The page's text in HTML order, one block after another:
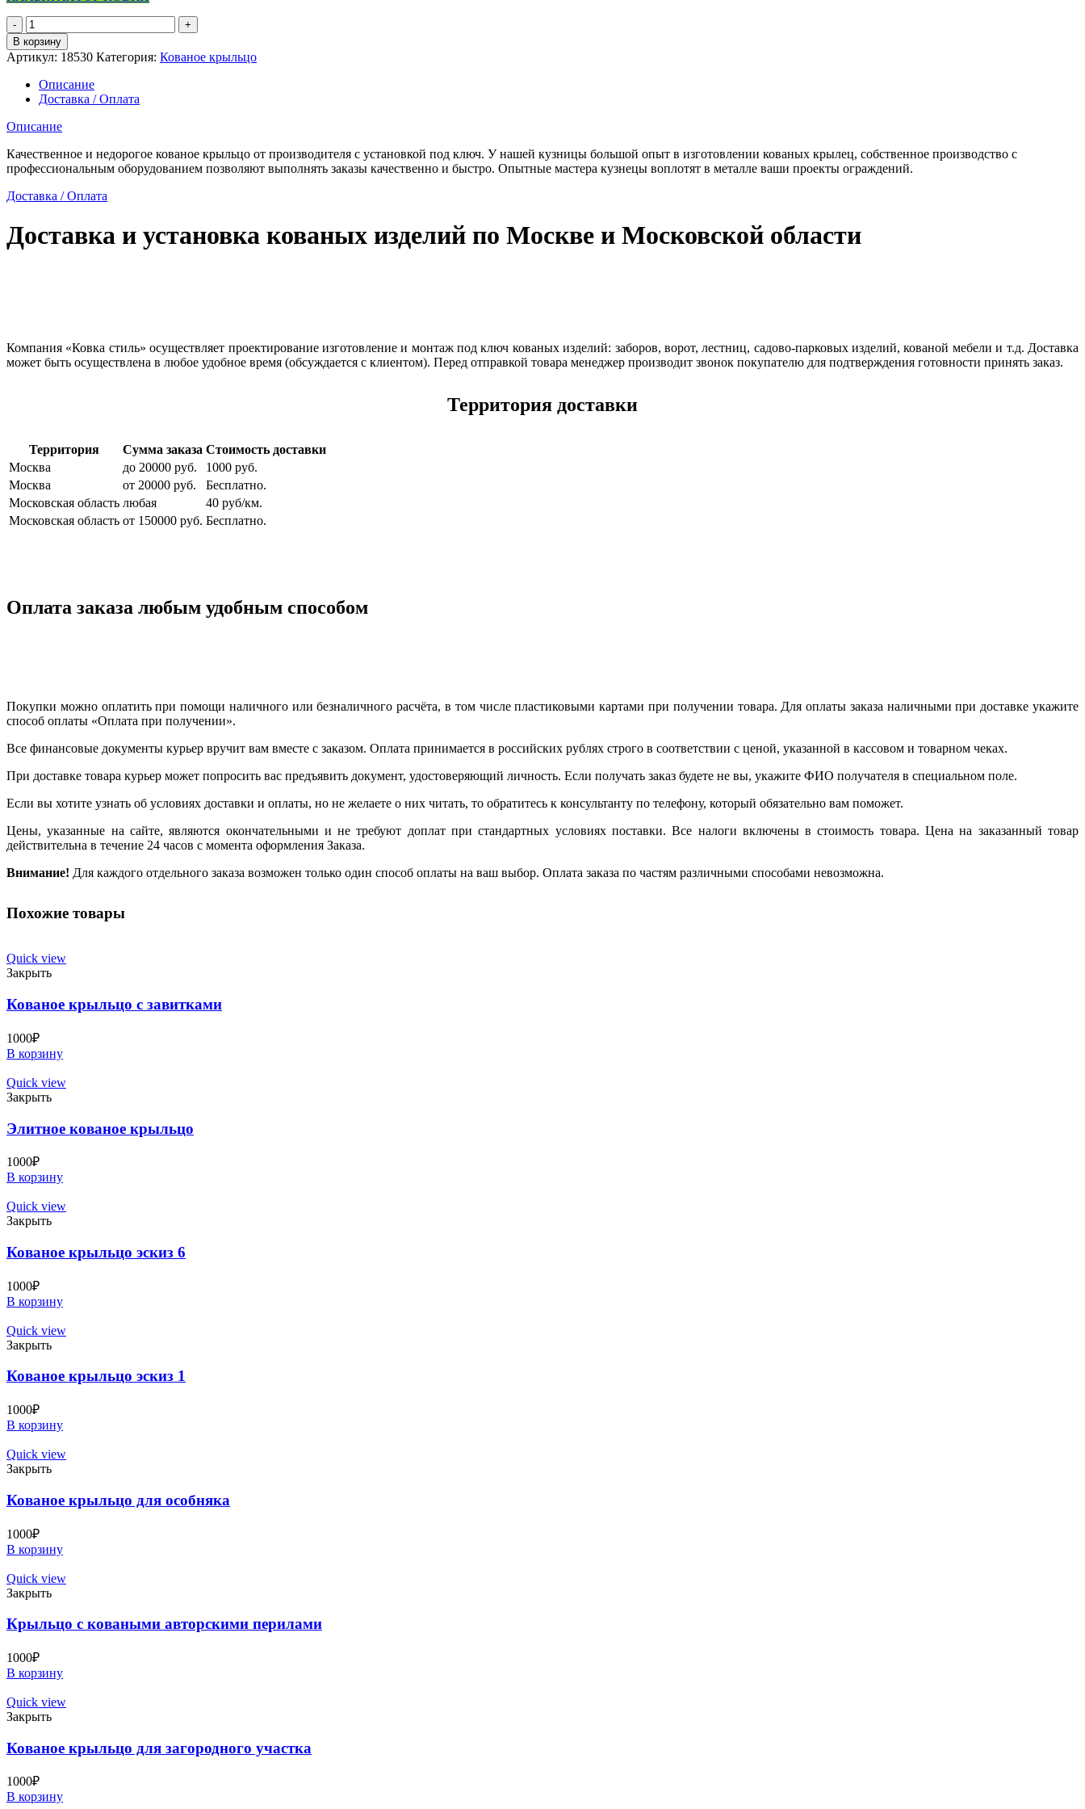
Количество
товара
Кованое
крыльцо
эскиз
3
В корзину
Артикул: 18530 Категория: Кованое крыльцо
Описание
Доставка / Оплата
Описание
Качественное и недорогое кованое крыльцо от производителя с установкой под ключ. У нашей кузницы большой опыт в изготовлении кованых крылец, собственное производство с
профессиональным оборудованием позволяют выполнять заказы качественно и быстро. Опытные мастера кузнецы воплотят в металле ваши проекты ограждений.
Доставка / Оплата
Доставка и установка кованых изделий по Москве и Московской области
Компания «Ковка стиль» осуществляет проектирование изготовление и монтаж под ключ кованых изделий: заборов, ворот, лестниц, садово-парковых изделий, кованой мебели и т.д. Доставка
может быть осуществлена в любое удобное время (обсуждается с клиентом). Перед отправкой товара менеджер производит звонок покупателю для подтверждения готовности принять заказ.
Территория доставки
Территория Сумма заказа Стоимость доставки
Москва
до 20000 руб.
1000 руб.
Москва
от 20000 руб.
Бесплатно.
Московская область любая
40 руб/км.
Московская область от 150000 руб. Бесплатно.
Оплата заказа любым удобным способом
Покупки можно оплатить при помощи наличного или безналичного расчёта, в том числе пластиковыми картами при получении товара. Для оплаты заказа наличными при доставке укажите
способ оплаты «Оплата при получении».
Все финансовые документы курьер вручит вам вместе с заказом. Оплата принимается в российских рублях строго в соответствии с ценой, указанной в кассовом и товарном чеках.
При доставке товара курьер может попросить вас предъявить документ, удостоверяющий личность. Если получать заказ будете не вы, укажите ФИО получателя в специальном поле.
Если вы хотите узнать об условиях доставки и оплаты, но не желаете о них читать, то обратитесь к консультанту по телефону, который обязательно вам поможет.
Цены, указанные на сайте, являются окончательными и не требуют доплат при стандартных условиях поставки. Все налоги включены в стоимость товара. Цена на заказанный товар
действительна в течение 24 часов с момента оформления Заказа.
Внимание! Для каждого отдельного заказа возможен только один способ оплаты на ваш выбор. Оплата заказа по частям различными способами невозможна.
Похожие товары
Quick view
Закрыть
Кованое крыльцо с завитками
1000₽
В корзину
Quick view
Закрыть
Элитное кованое крыльцо
1000₽
В корзину
Quick view
Закрыть
Кованое крыльцо эскиз 6
1000₽
В корзину
Quick view
Закрыть
Кованое крыльцо эскиз 1
1000₽
В корзину
Quick view
Закрыть
Кованое крыльцо для особняка
1000₽
В корзину
Quick view
Закрыть
Крыльцо с коваными авторскими перилами
1000₽
В корзину
Quick view
Закрыть
Кованое крыльцо для загородного участка
1000₽
В корзину